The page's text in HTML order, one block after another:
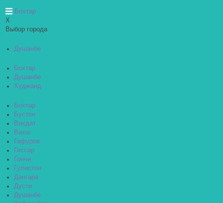
Бохтар
X
Выбор города
Душанбе
Бохтар
Душанбе
Худжанд
Бохтар
Бустон
Вахдат
Вахш
Гафуров
Гиссар
Гончи
Гулистон
Дангара
Дусти
Душанбе